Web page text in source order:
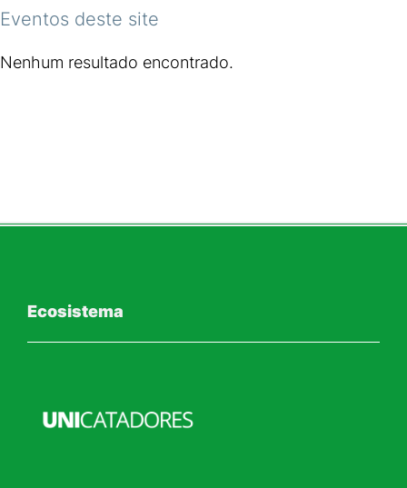
Eventos deste site
Nenhum resultado encontrado.
Ecosistema